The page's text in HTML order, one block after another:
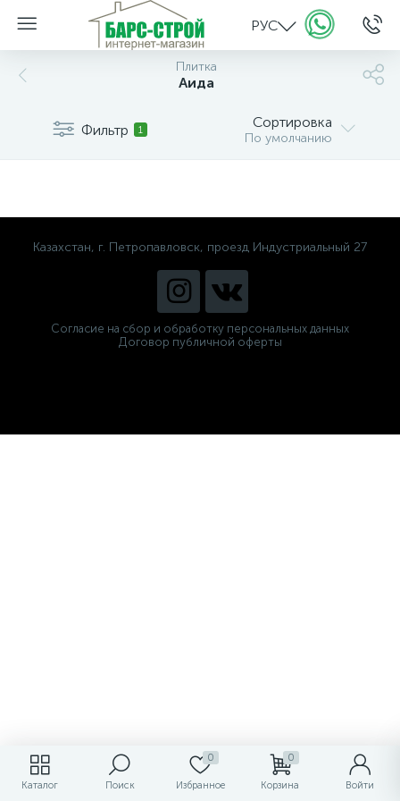
РУС
Каталог Поиск
0
Избранное
0
Корзина Войти
Плитка
Аида
Фильтр 1 Сортировка
По умолчанию
Казахстан, г. Петропавловск, проезд Индустриальный 27
Согласие на сбор и обработку персональных данных
Договор публичной оферты